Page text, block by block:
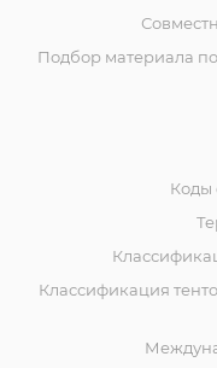
Подбор материала
Коды
Классификация